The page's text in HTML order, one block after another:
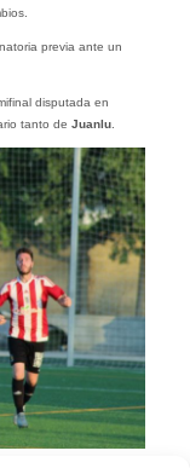
previa ante un
disputada en
tanto de Juanlu.